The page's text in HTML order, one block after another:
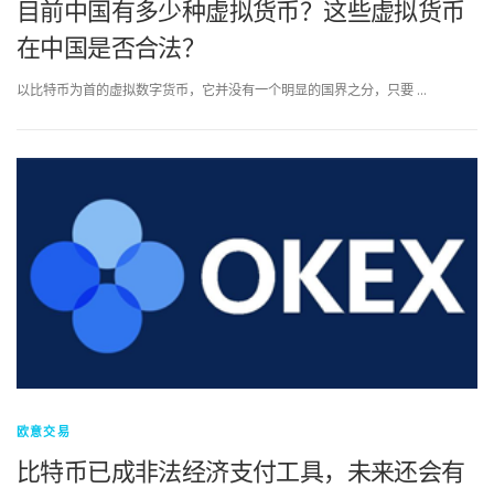
目前中国有多少种虚拟货币？这些虚拟货币
在中国是否合法？
以比特币为首的虚拟数字货币，它并没有一个明显的国界之分，只要 …
欧意交易
比特币已成非法经济支付工具，未来还会有